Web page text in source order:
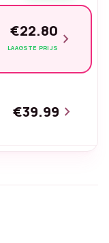
€22.80
LAAGSTE PRIJS chevron_right
€39.99 chevron_right